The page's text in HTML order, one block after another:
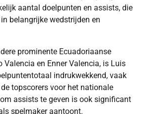
aantal doelpunten en assists, die
belangrijke wedstrijden en
prominente Ecuadoriaanse
Valencia en Enner Valencia, is Luis
indrukwekkend, vaak
topscorers voor het nationale
assists te geven is ook significant
spelmaker aantoont.